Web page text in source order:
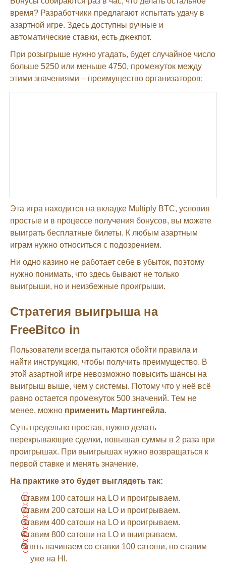
время? Разработчики предлагают испытать удачу в
азартной игре. Здесь доступны ручные и
автоматические ставки, есть джекпот.
При розыгрыше нужно угадать, будет случайное число
больше 5250 или меньше 4750, промежуток между
этими значениями – преимущество организаторов:
Эта игра находится на вкладке Multiply BTC, условия
простые и в процессе получения бонусов, вы можете
выиграть бесплатные билеты. К любым азартным
играм нужно относиться с подозрением.
Ни одно казино не работает себе в убыток, поэтому
нужно понимать, что здесь бывают не только
выигрыши, но и неизбежные проигрыши.
Стратегия выигрыша на
FreeBitco in
Пользователи всегда пытаются обойти правила и
найти инструкцию, чтобы получить преимущество. В
этой азартной игре невозможно повысить шансы на
выигрыш выше, чем у системы. Потому что у неё всё
равно остается промежуток 500 значений. Тем не
менее, можно применить Мартингейла.
Суть предельно простая, нужно делать
перекрывающие сделки, повышая суммы в 2 раза при
проигрышах. При выигрышах нужно возвращаться к
первой ставке и менять значение.
На практике это будет выглядеть так:
Ставим 100 сатоши на LO и проигрываем.
Ставим 200 сатоши на LO и проигрываем.
Ставим 400 сатоши на LO и проигрываем.
Ставим 800 сатоши на LO и выигрываем.
Опять начинаем со ставки 100 сатоши, но ставим
уже на HI.